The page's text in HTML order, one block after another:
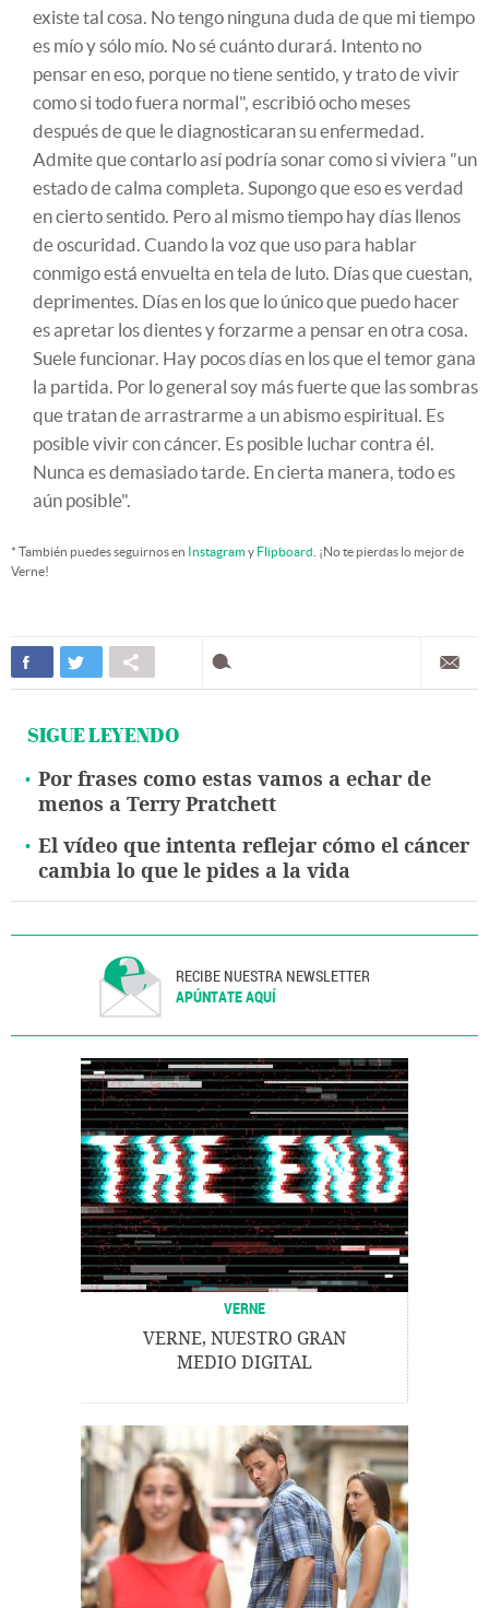
existe tal cosa. No tengo ninguna duda de que mi tiempo
es mío y sólo mío. No sé cuánto durará. Intento no
pensar en eso, porque no tiene sentido, y trato de vivir
como si todo fuera normal", escribió ocho meses
después de que le diagnosticaran su enfermedad.
Admite que contarlo así podría sonar como si viviera "un
estado de calma completa. Supongo que eso es verdad
en cierto sentido. Pero al mismo tiempo hay días llenos
de oscuridad. Cuando la voz que uso para hablar
conmigo está envuelta en tela de luto. Días que cuestan,
deprimentes. Días en los que lo único que puedo hacer
es apretar los dientes y forzarme a pensar en otra cosa.
Suele funcionar. Hay pocos días en los que el temor gana
la partida. Por lo general soy más fuerte que las sombras
que tratan de arrastrarme a un abismo espiritual. Es
posible vivir con cáncer. Es posible luchar contra él.
Nunca es demasiado tarde. En cierta manera, todo es
aún posible".
* También puedes seguirnos en Instagramy Flipboard . ¡No te pierdas lo mejor de
Verne!
SIGUE LEYENDO
Por frases como estas vamos a echar de
menos a Terry Pratchett
El vídeo que intenta reflejar cómo el cáncer
cambia lo que le pides a la vida
RECIBE NUESTRA NEWSLETTER
APÚNTATE AQUÍ
VERNE
VERNE, NUESTRO GRAN
MEDIO DIGITAL